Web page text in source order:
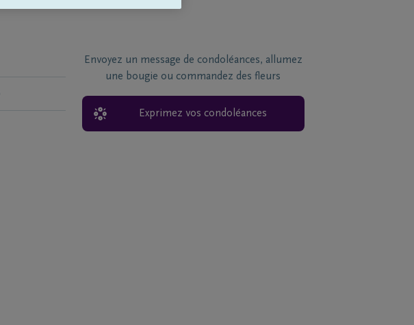
Envoyez un message de condoléances, allumez
une bougie ou commandez des fleurs
Exprimez vos condoléances